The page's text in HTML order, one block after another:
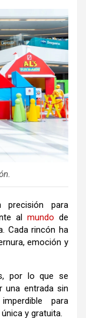
precisión para
al mundo de
Cada rincón ha
emoción y
por lo que se
una entrada sin
para
y gratuita.